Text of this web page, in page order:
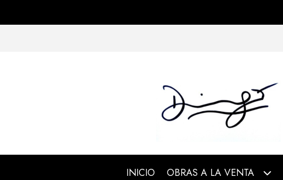
INICIO OBRAS A LA VENTA